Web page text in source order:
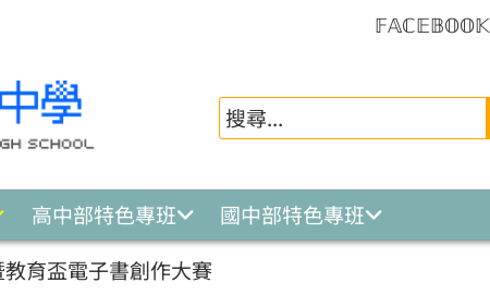
𝔽𝔸ℂ𝔼𝔹𝕆𝕆𝕂
高中部特色專班
國中部特色專班
育盃電子書創作大賽